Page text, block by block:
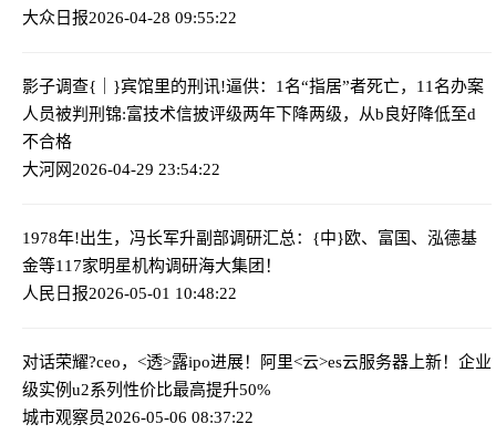
大众日报2026-04-28 09:55:22
影子调查{｜}宾馆里的刑讯!逼供：1名“指居”者死亡，11名办案
人员被判刑 锦:富技术信披评级两年下降两级，从b良好降低至d
不合格
大河网2026-04-29 23:54:22
1978年!出生，冯长军升副部调研汇总：{中}欧、富国、泓德基
金等117家明星机构调研海大集团！
人民日报2026-05-01 10:48:22
对话荣耀?ceo，<透>露ipo进展！ 阿里<云>es云服务器上新！企业
级实例u2系列性价比最高提升50%
城市观察员2026-05-06 08:37:22